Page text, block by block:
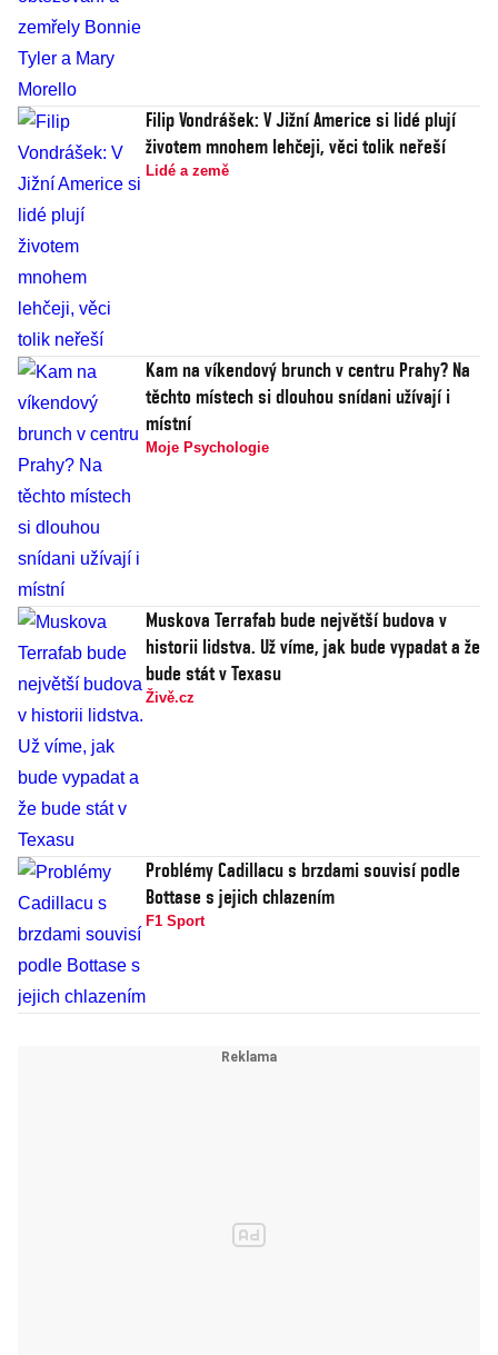
Filip Vondrášek: V Jižní Americe si lidé plují
životem mnohem lehčeji, věci tolik neřeší
Lidé a země
Kam na víkendový brunch v centru Prahy? Na
těchto místech si dlouhou snídani užívají i
místní
Moje Psychologie
Muskova Terrafab bude největší budova v
historii lidstva. Už víme, jak bude vypadat a že
bude stát v Texasu
Živě.cz
Problémy Cadillacu s brzdami souvisí podle
Bottase s jejich chlazením
F1 Sport